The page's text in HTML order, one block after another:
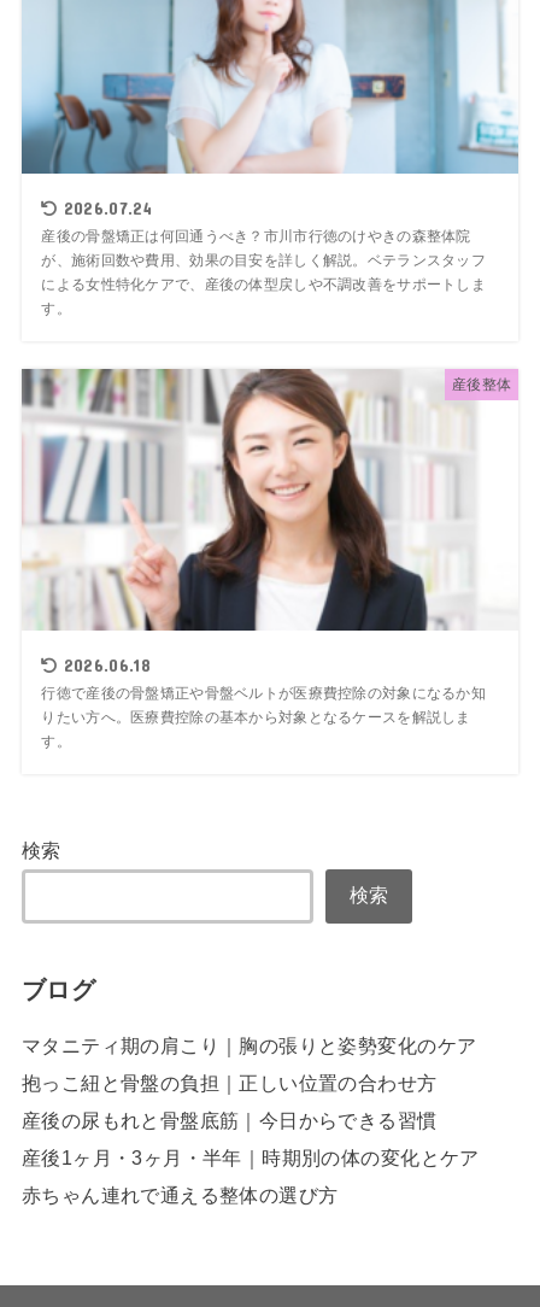
2026.07.24
産後の骨盤矯正は何回通うべき？市川市行徳のけやきの森整体院
が、施術回数や費用、効果の目安を詳しく解説。ベテランスタッフ
による女性特化ケアで、産後の体型戻しや不調改善をサポートしま
す。
産後整体
2026.06.18
行徳で産後の骨盤矯正や骨盤ベルトが医療費控除の対象になるか知
りたい方へ。医療費控除の基本から対象となるケースを解説しま
す。
検索
検索
ブログ
マタニティ期の肩こり｜胸の張りと姿勢変化のケア
抱っこ紐と骨盤の負担｜正しい位置の合わせ方
産後の尿もれと骨盤底筋｜今日からできる習慣
産後1ヶ月・3ヶ月・半年｜時期別の体の変化とケア
赤ちゃん連れで通える整体の選び方